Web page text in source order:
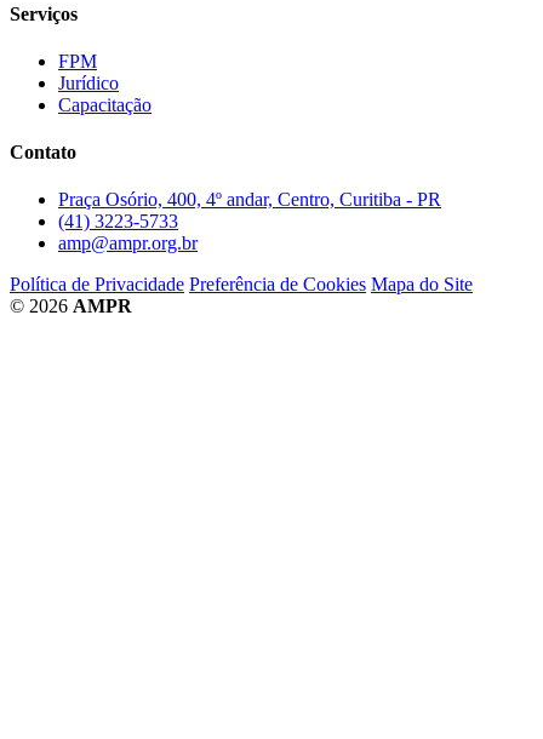
Serviços
FPM
Jurídico
Capacitação
Contato
Praça Osório, 400, 4º andar, Centro, Curitiba - PR
(41) 3223-5733
amp@ampr.org.br
Política de Privacidade Preferência de Cookies Mapa do Site
© 2026 AMPR